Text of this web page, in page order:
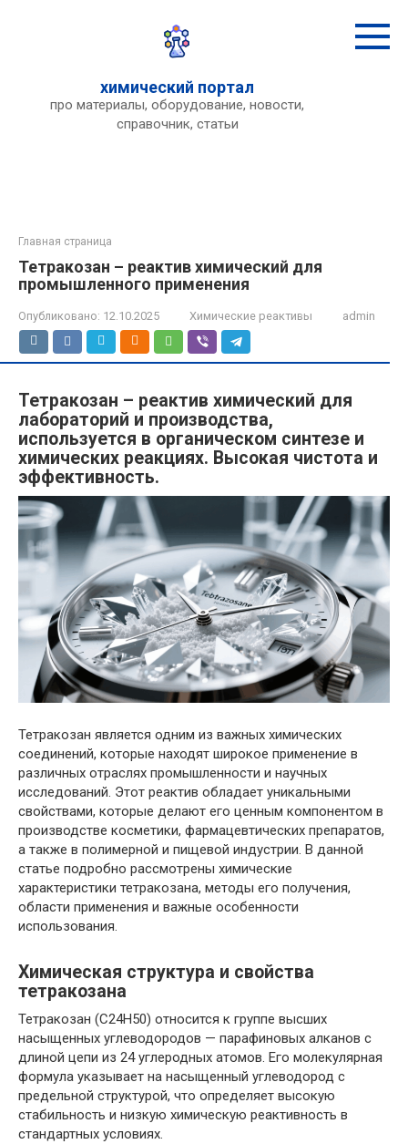
химический портал
про материалы, оборудование, новости,
справочник, статьи
Главная страница
Тетракозан – реактив химический для
промышленного применения
Опубликовано: 12.10.2025 Химические реактивы admin
Тетракозан – реактив химический для
лабораторий и производства,
используется в органическом синтезе и
химических реакциях. Высокая чистота и
эффективность.
Тетракозан является одним из важных химических
соединений, которые находят широкое применение в
различных отраслях промышленности и научных
исследований. Этот реактив обладает уникальными
свойствами, которые делают его ценным компонентом в
производстве косметики, фармацевтических препаратов,
а также в полимерной и пищевой индустрии. В данной
статье подробно рассмотрены химические
характеристики тетракозана, методы его получения,
области применения и важные особенности
использования.
Химическая структура и свойства
тетракозана
Тетракозан (C24H50) относится к группе высших
насыщенных углеводородов — парафиновых алканов с
длиной цепи из 24 углеродных атомов. Его молекулярная
формула указывает на насыщенный углеводород с
предельной структурой, что определяет высокую
стабильность и низкую химическую реактивность в
стандартных условиях.